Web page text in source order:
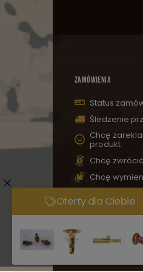
ZAMÓWIENIA
Status
Śledzenie
Chcę
produkt
Chcę
Chcę
W sklepie prezentujemy